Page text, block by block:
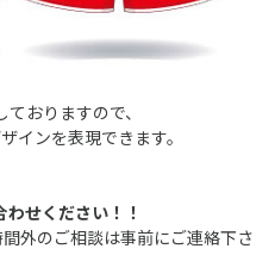
おりますので、
インを表現できます。
せください！！
外のご相談は事前にご連絡下さ